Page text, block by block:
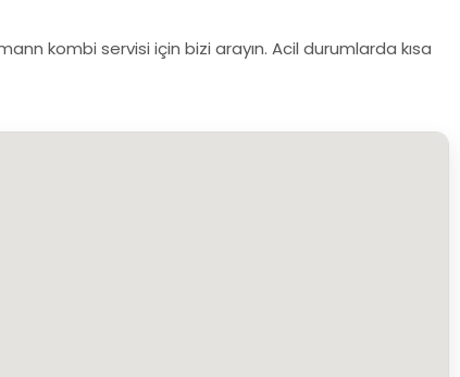
kombi servisi için bizi arayın. Acil durumlarda kısa